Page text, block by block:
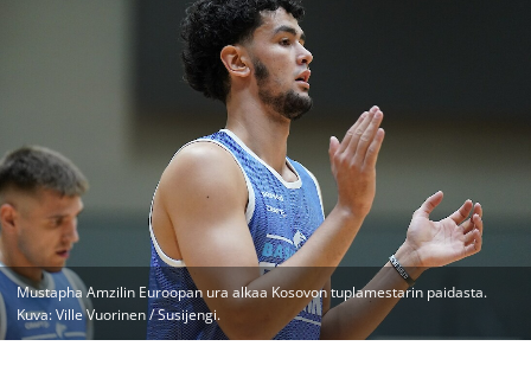
Mustapha Amzilin Euroopan ura alkaa Kosovon tuplamestarin paidasta.
Kuva: Ville Vuorinen / Susijengi.